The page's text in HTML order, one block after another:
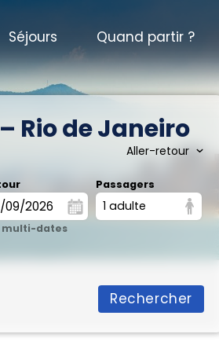
Séjours Quand partir ?
Rio de Janeiro
multi-dates
Passagers
1 adulte
Rechercher